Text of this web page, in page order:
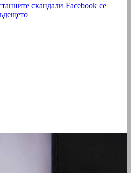
скандали Facebook се